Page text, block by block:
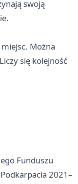
swoją
Można
się kolejność
Funduszu
2021–